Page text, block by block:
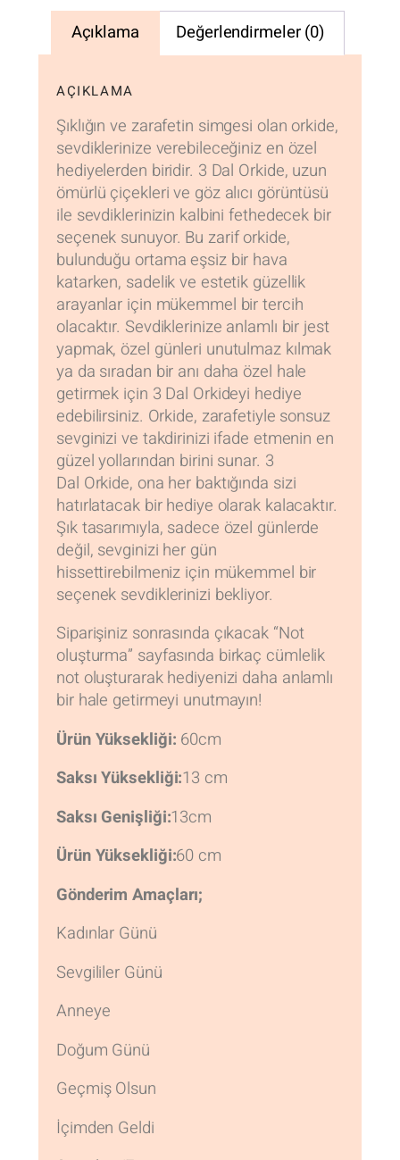
Açıklama Değerlendirmeler (0)
AÇIKLAMA
Şıklığın ve zarafetin simgesi olan orkide,
sevdiklerinize verebileceğiniz en özel
hediyelerden biridir. 3 Dal Orkide, uzun
ömürlü çiçekleri ve göz alıcı görüntüsü
ile sevdiklerinizin kalbini fethedecek bir
seçenek sunuyor. Bu zarif orkide,
bulunduğu ortama eşsiz bir hava
katarken, sadelik ve estetik güzellik
arayanlar için mükemmel bir tercih
olacaktır. Sevdiklerinize anlamlı bir jest
yapmak, özel günleri unutulmaz kılmak
ya da sıradan bir anı daha özel hale
getirmek için 3 Dal Orkideyi hediye
edebilirsiniz. Orkide, zarafetiyle sonsuz
sevginizi ve takdirinizi ifade etmenin en
güzel yollarından birini sunar. 3
Dal Orkide, ona her baktığında sizi
hatırlatacak bir hediye olarak kalacaktır.
Şık tasarımıyla, sadece özel günlerde
değil, sevginizi her gün
hissettirebilmeniz için mükemmel bir
seçenek sevdiklerinizi bekliyor.
Siparişiniz sonrasında çıkacak “Not
oluşturma” sayfasında birkaç cümlelik
not oluşturarak hediyenizi daha anlamlı
bir hale getirmeyi unutmayın!
Ürün Yüksekliği: 60cm
Saksı Yüksekliği:13 cm
Saksı Genişliği:13cm
Ürün Yüksekliği:60 cm
Gönderim Amaçları;
Kadınlar Günü
Sevgililer Günü
Anneye
Doğum Günü
Geçmiş Olsun
İçimden Geldi